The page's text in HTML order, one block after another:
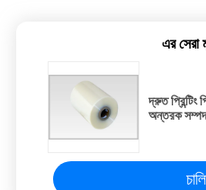
এর সেরা
দ্রুত প্রিন্টিং
অন্তরক